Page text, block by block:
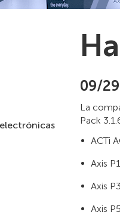
09/
La
Pack
ACTi
Axis
Axis
Axis